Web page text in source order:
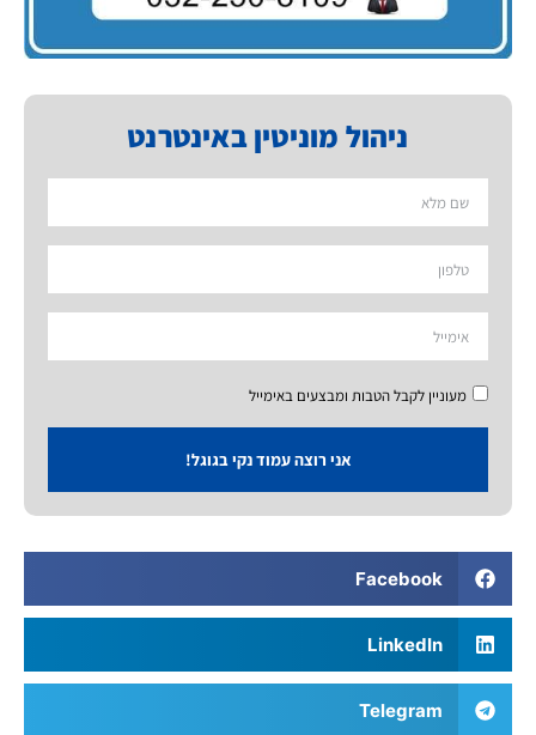
ניהול מוניטין באינטרנט
מעוניין לקבל הטבות ומבצעים באימייל
אני רוצה עמוד נקי בגוגל!
Facebook
LinkedIn
Telegram